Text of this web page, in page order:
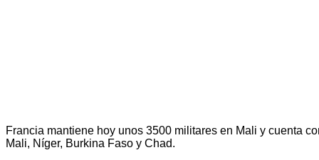
Francia mantiene hoy unos 3500 militares en Mali y cuenta
Mali, Níger, Burkina Faso y Chad.